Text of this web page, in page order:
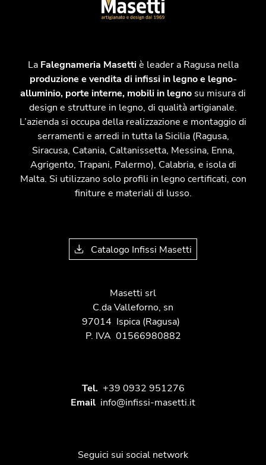
La Falegnameria Masettiè leader a Ragusa nella
produzione e vendita di infissi in legno e legno-
alluminio, porte interne, mobili in legno su misura di
design e strutture in legno, di qualità artigianale.
L’azienda si occupa della realizzazione e montaggio di
serramenti e arredi in tutta la Sicilia (Ragusa,
Siracusa, Catania, Caltanissetta, Messina, Enna,
Agrigento, Trapani, Palermo), Calabria, e isola di
Malta. Si utilizzano solo profili in legno certificati, con
finiture e materiali di lusso.
Catalogo Infissi Masetti
Masetti srl
C.da Valleforno, sn
97014 Ispica(Ragusa)
P. IVA 01566980882
Tel. +39 0932 951276
Email info@infissi-masetti.it
Seguici sui social network